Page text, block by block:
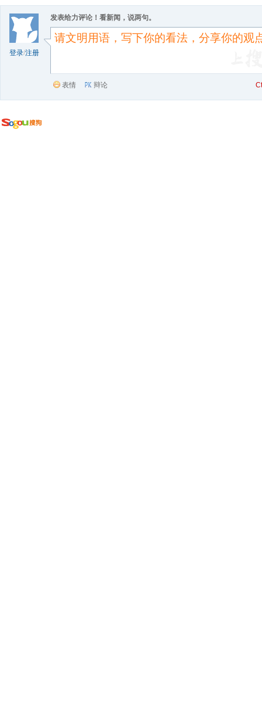
登录/注册
发表给力评论！看新闻，说两句。
表情 辩论